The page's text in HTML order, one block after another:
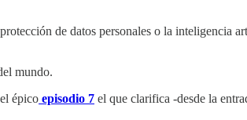
de datos personales o la inteligencia
mundo.
épico episodio 7 el que clarifica -desde la